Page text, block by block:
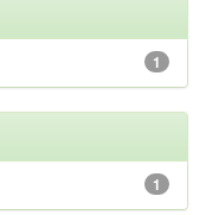
1
1